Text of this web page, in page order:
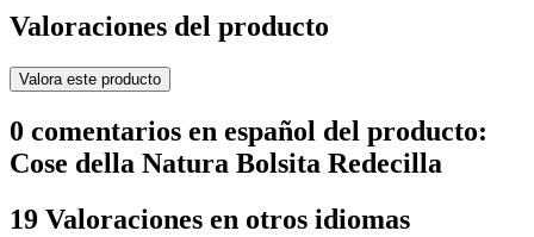
Valoraciones del producto
Valora este producto
0 comentarios en español del producto:
Cose della Natura Bolsita Redecilla
19 Valoraciones en otros idiomas